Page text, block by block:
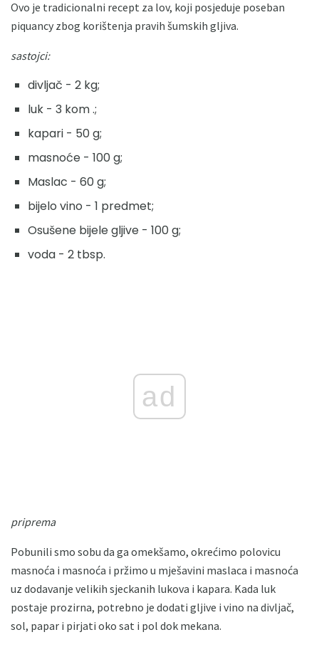
Ovo je tradicionalni recept za lov, koji posjeduje poseban
piquancy zbog korištenja pravih šumskih gljiva.
sastojci:
divljač - 2 kg;
luk - 3 kom .;
kapari - 50 g;
masnoće - 100 g;
Maslac - 60 g;
bijelo vino - 1 predmet;
Osušene bijele gljive - 100 g;
voda - 2 tbsp.
ad
priprema
Pobunili smo sobu da ga omekšamo, okrećimo polovicu
masnoća i masnoća i pržimo u mješavini maslaca i masnoća
uz dodavanje velikih sjeckanih lukova i kapara. Kada luk
postaje prozirna, potrebno je dodati gljive i vino na divljač,
sol, papar i pirjati oko sat i pol dok mekana.